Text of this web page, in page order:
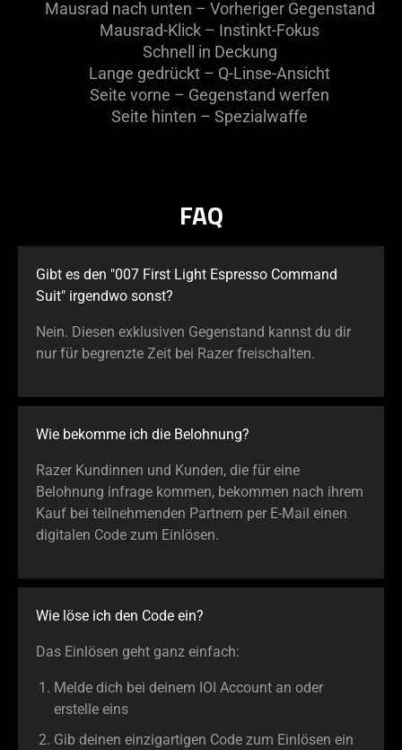
Mausrad nach unten – Vorheriger Gegenstand
Mausrad-Klick – Instinkt-Fokus
Schnell in Deckung
Lange gedrückt – Q-Linse-Ansicht
Seite vorne – Gegenstand werfen
Seite hinten – Spezialwaffe
FAQ
Gibt es den "007 First Light Espresso Command
Suit" irgendwo sonst?
Nein. Diesen exklusiven Gegenstand kannst du dir
nur für begrenzte Zeit bei Razer freischalten.
Wie bekomme ich die Belohnung?
Razer Kundinnen und Kunden, die für eine
Belohnung infrage kommen, bekommen nach ihrem
Kauf bei teilnehmenden Partnern per E-Mail einen
digitalen Code zum Einlösen.
Wie löse ich den Code ein?
Das Einlösen geht ganz einfach:
Melde dich bei deinem IOI Account an oder
erstelle eins
Gib deinen einzigartigen Code zum Einlösen ein